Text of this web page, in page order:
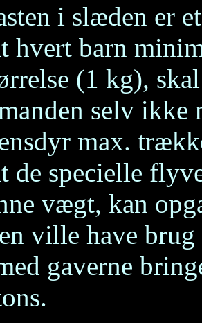
i slæden er
hvert barn
(1 kg),
selv ikke
max.
de specielle
vægt, kan
ville have
gaverne